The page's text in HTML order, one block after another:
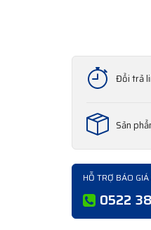
Đổi trả
Sản
HỖ TRỢ BÁO
0522